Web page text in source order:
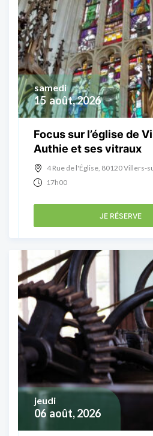
15 août, 2026
samedi
Focus sur l’église de
Authie et ses vitraux
4 Rue de l'Église, 80120 Villers-
17h00
JE RÉSERVE
06 août, 2026
jeudi